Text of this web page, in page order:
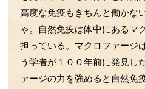
第51回 運動不足の話
第50回 ウイルスの感染の話
第49回 ﾏｸﾛﾌｧｰｼﾞのLPS伝達
第48回 野菜の話
第47回 Treg・Mregの話
高度な免疫もきちんと働かな
ゃ。自然免疫は体中にあるマ
担っている。マクロファージ
う学者が１００年前に発見し
ァージの力を強めると自然免